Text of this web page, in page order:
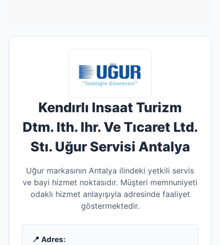
Kendırlı Insaat Turizm
Dtm. Ith. Ihr. Ve Tıcaret Ltd.
Stı. Uğur Servisi Antalya
Uğur markasının Antalya ilindeki yetkili servis
ve bayi hizmet noktasıdır. Müşteri memnuniyeti
odaklı hizmet anlayışıyla adresinde faaliyet
göstermektedir.
📍 Adres: